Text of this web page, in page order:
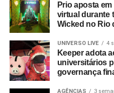
Havaianas e MetLife, para
crescimento, a EAÍ?! inicia o
das contas da Camil
incentivo) e da Seara
interno). Além da ampliação
Copa Energia (calendário
marketing) e com a
de campanhas de incentivo e
Prio aposta
virtual durante
Wicked no Rio
UNIVERSO LIVE 4
Keeper adota
universitários
governança
AGÊNCIAS 3